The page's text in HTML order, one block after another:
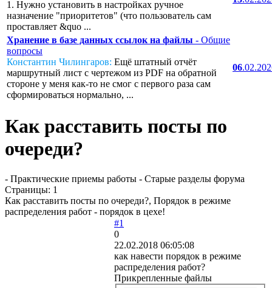
1. Нужно установить в настройках ручное
назначение "приоритетов" (что пользователь сам
проставляет &quo ...
Хранение в базе данных ссылок на файлы - Общие
вопросы
Константин Чилингаров: Ещё штатный отчёт
маршрутный лист с чертежом из PDF на обратной
стороне у меня как-то не смог с первого раза сам
сформироваться нормально, ...
06
Как расставить посты по
очереди?
- Практические приемы работы - Старые разделы форума
Страницы: 1
Как расставить посты по очереди?, Порядок в режиме
распределения работ - порядок в цехе!
#1
0
22.02.2018 06:05:08
как навести порядок в режиме
распределения работ?
Прикрепленные файлы